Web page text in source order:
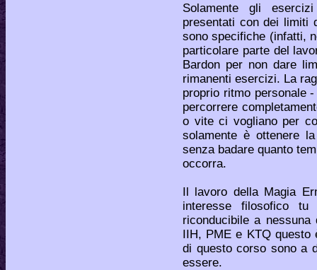
Solamente gli
presentati con dei limiti
sono specifiche (infatti,
particolare parte del
Bardon per non dare
rimanenti esercizi. La
proprio ritmo personale
percorrere
o vite ci vogliano per
solamente è ottenere
senza badare quanto
occorra.
Il lavoro della Magia
interesse filosofico
riconducibile a
IIH, PME e KTQ questo
di questo corso sono a
essere.